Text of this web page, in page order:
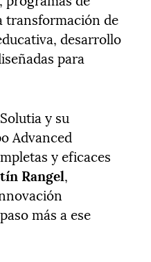
transformación de
desarrollo
para
y su
Advanced
y eficaces
Rangel,
más a ese